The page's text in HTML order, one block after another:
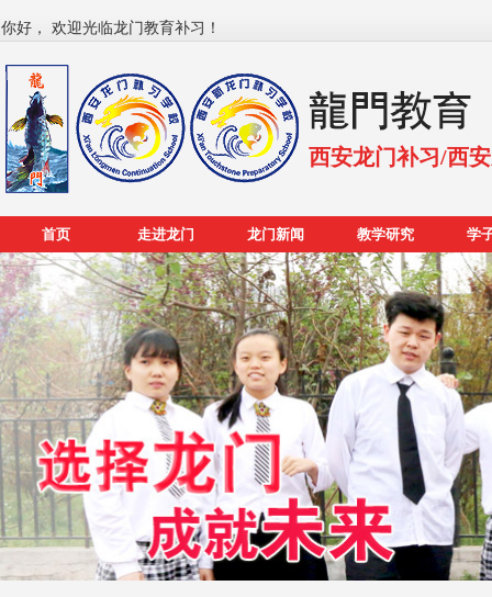
你好， 欢迎光临龙门教育补习！
西安龙门补习/西
首页 走进龙门 龙门新闻 教学研究 学